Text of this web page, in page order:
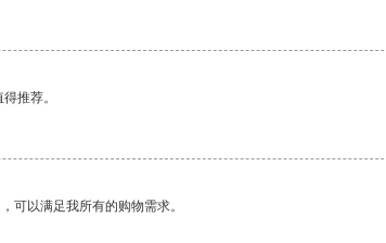
推荐。
可以满足我所有的购物需求。